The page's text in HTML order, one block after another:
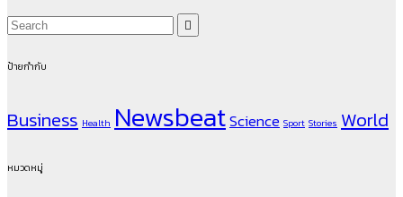
ป้ายกำกับ
Business Health NewsbeatScience Sport Stories World
หมวดหมู่